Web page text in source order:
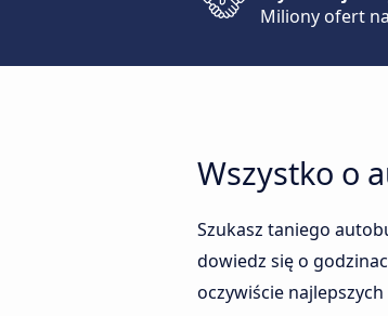
Miliony ofert
Wszystko o
Szukasz taniego
dowiedz się o
oczywiście